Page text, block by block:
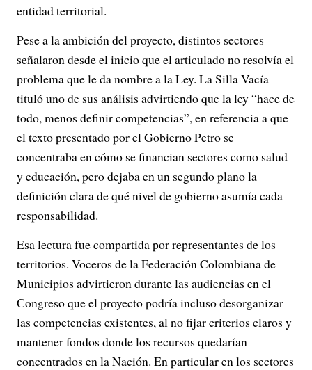
entidad territorial.
Pese a la ambición del proyecto, distintos sectores
señalaron desde el inicio que el articulado no resolvía el
problema que le da nombre a la Ley. La Silla Vacía
tituló uno de sus análisis advirtiendo que la ley “hace de
todo, menos definir competencias”, en referencia a que
el texto presentado por el Gobierno Petro se
concentraba en cómo se financian sectores como salud
y educación, pero dejaba en un segundo plano la
definición clara de qué nivel de gobierno asumía cada
responsabilidad.
Esa lectura fue compartida por representantes de los
territorios. Voceros de la Federación Colombiana de
Municipios advirtieron durante las audiencias en el
Congreso que el proyecto podría incluso desorganizar
las competencias existentes, al no fijar criterios claros y
mantener fondos donde los recursos quedarían
concentrados en la Nación. En particular en los sectores